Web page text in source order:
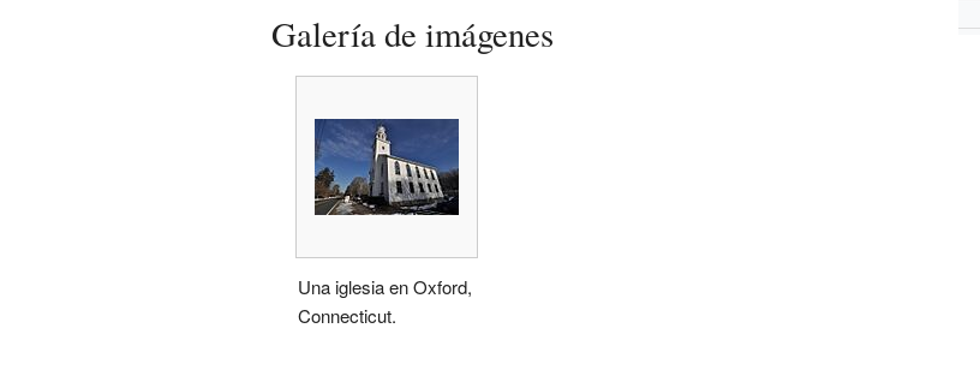
Galería de imágenes
Una iglesia en Oxford,
Connecticut.